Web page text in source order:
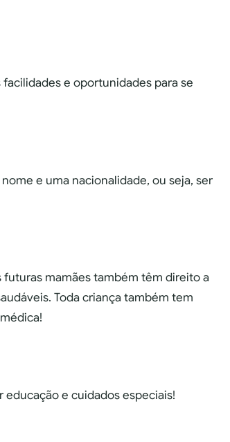
e oportunidades para se
e uma nacionalidade, ou seja, ser
futuras mamães também têm direito a
Toda criança também tem
e cuidados especiais!